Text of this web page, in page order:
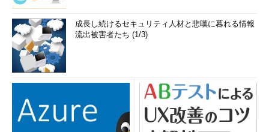
成長し続けるセキュリティ人材と悲嘆に暮れる情報
流出被害者たち (1/3)